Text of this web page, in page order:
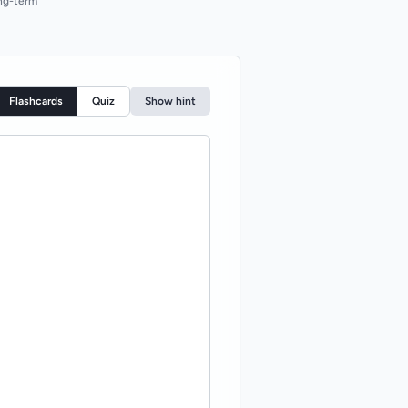
Flashcards Quiz Show hint